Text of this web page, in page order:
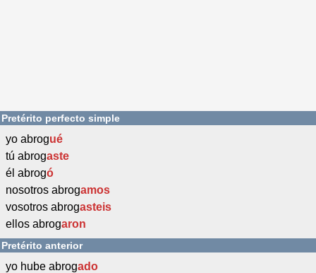
Pretérito perfecto simple
yo abrogué
tú abrogaste
él abrogó
nosotros abrogamos
vosotros abrogasteis
ellos abrogaron
Pretérito anterior
yo hube abrogado